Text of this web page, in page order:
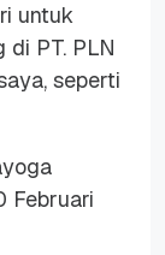
untuk
di PT. PLN
seperti
Februari